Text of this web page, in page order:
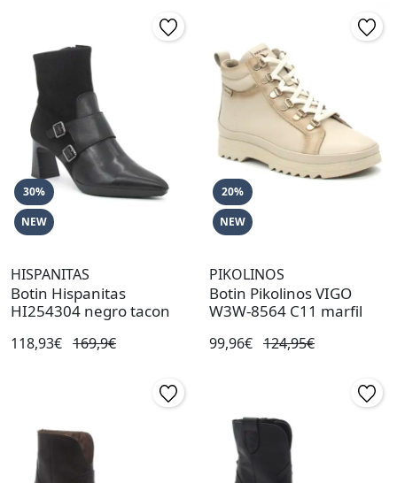
30%
NEW
HISPANITAS
Botin Hispanitas
HI254304 negro tacon
118,93€ 169,9€
20%
NEW
PIKOLINOS
Botin Pikolinos VIGO
W3W-8564 C11 marfil
99,96€ 124,95€